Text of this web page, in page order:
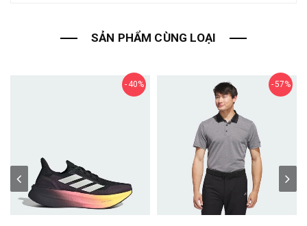
SẢN PHẨM CÙNG LOẠI
40% 57%